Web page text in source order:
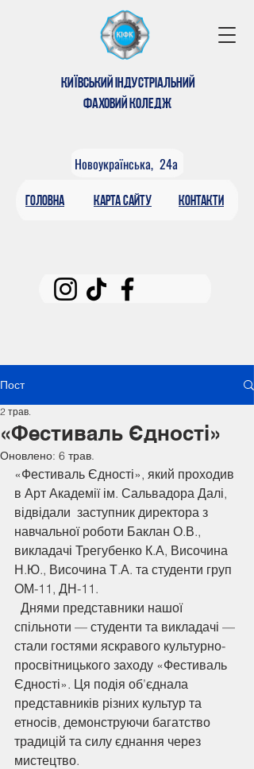
КИЇВСЬКИЙ ІНДУСТРІАЛЬНИЙ
ФАХОВИЙ КОЛЕДЖ
Новоукраїнська, 24а
КАРтА САЙТУ
головна контакти
Пост
«Фестиваль Єдності»
2 трав.
Оновлено: 6 трав.
«Фестиваль Єдності», який проходив
в Арт Академії ім. Сальвадора Далі,
відвідали  заступник директора з
навчальної роботи Баклан О.В.,
викладачі Трегубенко К.А, Височина
Н.Ю., Височина Т.А. та студенти груп
ОМ-11, ДН-11.
спільноти — студенти та викладачі —
стали гостями яскравого культурно-
просвітницького заходу «Фестиваль
Єдності». Ця подія об’єднала
представників різних культур та
етносів, демонструючи багатство
традицій та силу єднання через
мистецтво.